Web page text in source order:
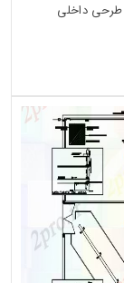
طرحی داخلی